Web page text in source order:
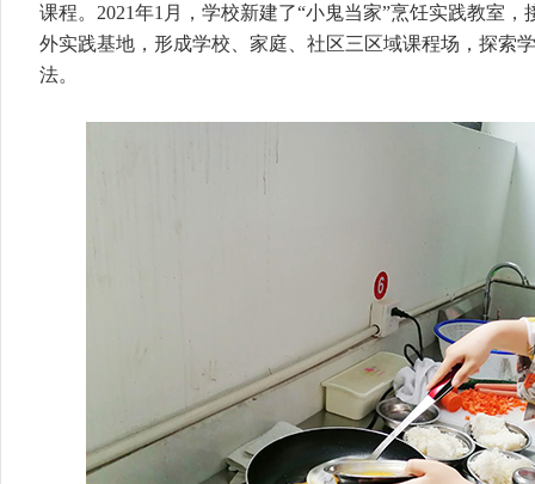
课程。2021年1月，学校新建了“小鬼当家”烹饪实践教室
外实践基地，形成学校、家庭、社区三区域课程场，探索
法。